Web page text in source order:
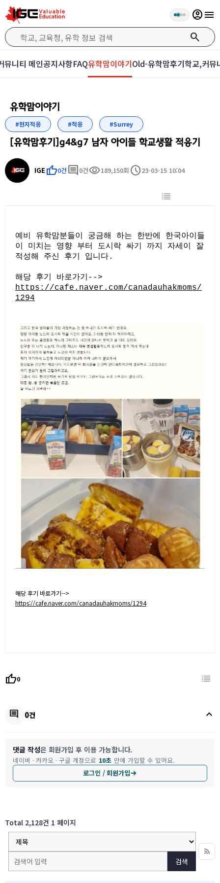
search
account_circlemenu
뮤니티 메인공지사항FAQ유학맘이야기Old-유학맘후기학교,커뮤
유학맘이야기
#현지적응 #적응 #Surrey
[유학맘후기]g4&g7 남자 아이들 학교생활 적응기
IGE thumb_up0건 comment 0건visibility189,150회 schedule23-03-15 10:04
예비 유학맘분들이 궁금해 하는 한반에 한국아이들
이 미치는 영향 부터 도시락 싸기 까지 자세이 잘
적성해 주신 후기 입니다.
해당 후기 바로가기-->
https://cafe.naver.com/canadauhakmoms/
1294
해당 후기 바로가기-->
https://cafe.naver.com/canadauhakmoms/1294
thumb_up0
comment 0건 keyboard_arrow_up
댓글 작성은 회원가입 후 이용 가능합니다.
네이버 · 카카오 · 구글 계정으로 10초 만에 가입할 수 있어요.
로그인 / 회원가입
Total 2,128건 1 페이지
검색